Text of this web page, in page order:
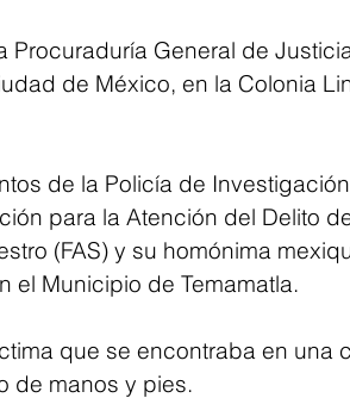
General de
de México, en la Colonia
de la Policía de
para la Atención del Delito
(FAS) y su homónima
el Municipio de Temamatla.
que se encontraba en una
de manos y pies.